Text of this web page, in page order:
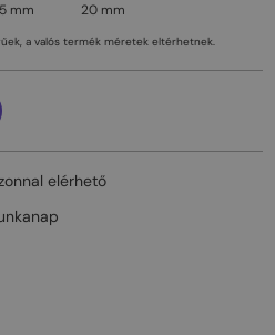
mm 20 mm
a valós termék méretek eltérhetnek.
elérhető